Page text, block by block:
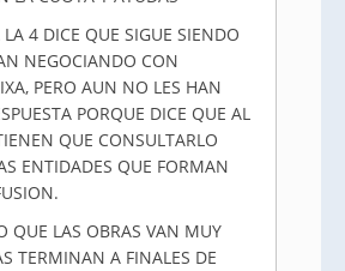
4 DICE QUE SIGUE SIENDO
NEGOCIANDO CON
PERO AUN NO LES HAN
PORQUE DICE QUE AL
QUE CONSULTARLO
ENTIDADES QUE FORMAN
QUE LAS OBRAS VAN MUY
TERMINAN A FINALES DE